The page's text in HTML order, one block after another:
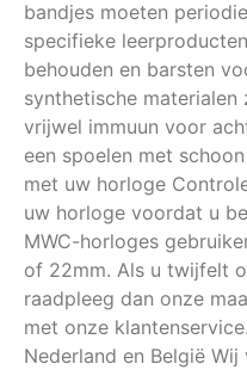
bandjes moeten
specifieke
behouden en barsten
synthetische
vrijwel immuun voor
een spoelen met
met uw horloge
uw horloge voordat u
MWC-horloges
of 22mm. Als u twijfelt
raadpleeg dan onze
met onze
Nederland en België